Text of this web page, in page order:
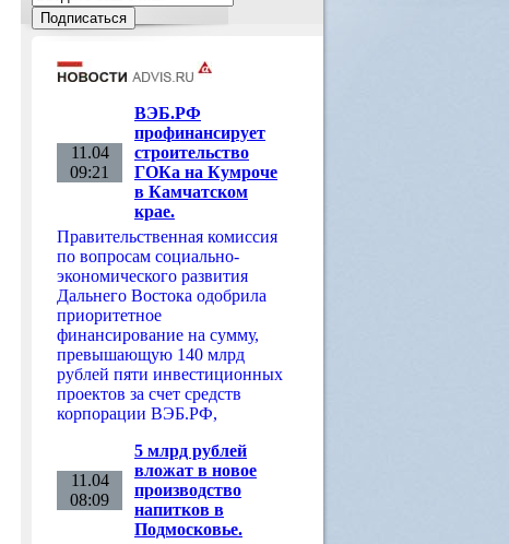
11.04
09:21
ВЭБ.РФ
профинансирует
строительство
ГОКа на Кумроче
в Камчатском
крае.
Правительственная комиссия
по вопросам социально-
экономического развития
Дальнего Востока одобрила
приоритетное
финансирование на сумму,
превышающую 140 млрд
рублей пяти инвестиционных
проектов за счет средств
корпорации ВЭБ.РФ,
11.04
08:09
5 млрд рублей
вложат в новое
производство
напитков в
Подмосковье.